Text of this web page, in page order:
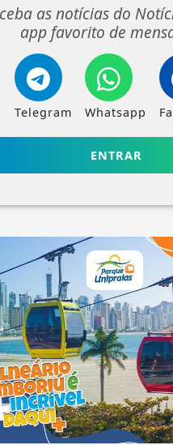
as notícias do
app favorito de
Telegram Whatsapp
ENTRAR